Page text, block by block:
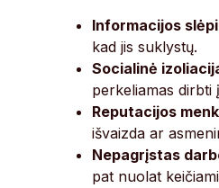
Informacijos
kad jis suklystų.
Socialinė
perkeliamas dirbti
Reputacijos
išvaizda ar
Nepagrįstas
pat nuolat